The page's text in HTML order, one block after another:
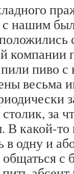
нашим
компании
пиво с
весьма
за
В какой-то
в одну и
с